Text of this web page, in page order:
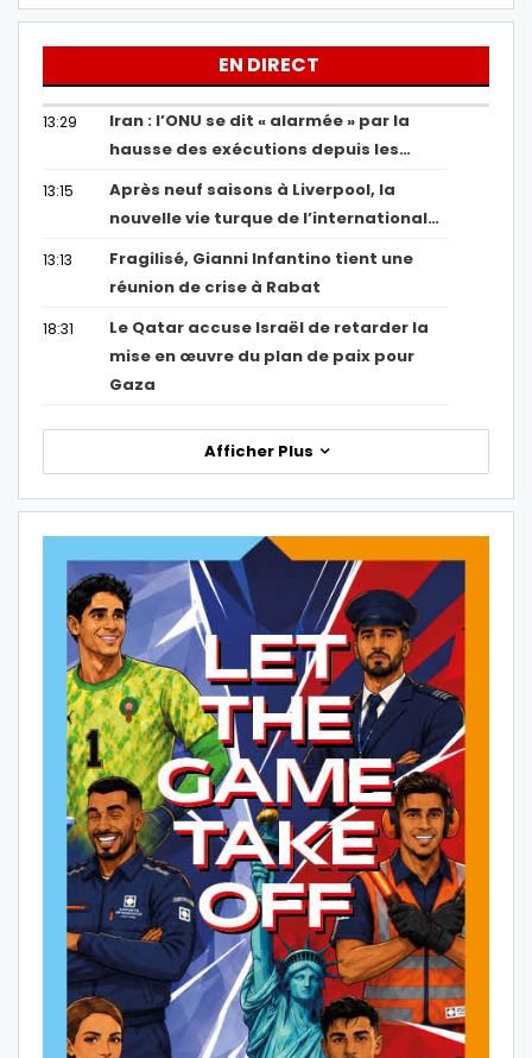
EN DIRECT
13:29
Iran : l’ONU se dit « alarmée » par la
hausse des exécutions depuis les…
13:15
Après neuf saisons à Liverpool, la
nouvelle vie turque de l’international…
13:13
Fragilisé, Gianni Infantino tient une
réunion de crise à Rabat
18:31
Le Qatar accuse Israël de retarder la
mise en œuvre du plan de paix pour
Gaza
Afficher Plus